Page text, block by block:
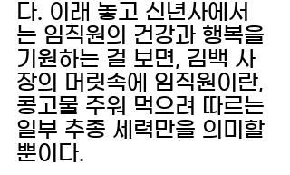
다. 이래 놓고 신년사에서
는 임직원의 건강과 행복을
기원하는 걸 보면, 김백 사
장의 머릿속에 임직원이란,
콩고물 주워 먹으려 따르는
일부 추종 세력만을 의미할
뿐이다.